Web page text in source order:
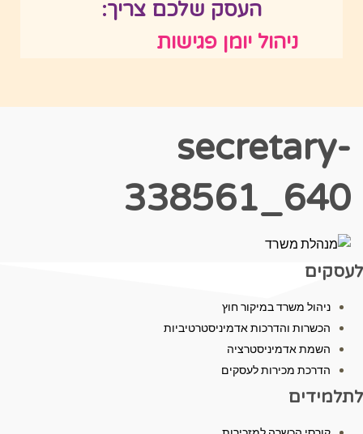
העסק שלכם צריך:
ניהול יומן פגישות
secretary-
338561_640
לעסקים
ניהול משרד במיקור חוץ
הכשרות והדרכות אדמיניסטרטיביות
השמת אדמיניסטרציה
הדרכת מכירות לעסקים
לתלמידים